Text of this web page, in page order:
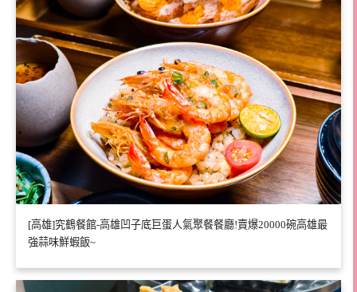
[高雄]究鶴餐館-高雄凹子底巨蛋人氣聚餐餐廳!賣爆20000碗高雄最
強蒜味鮮蝦飯~